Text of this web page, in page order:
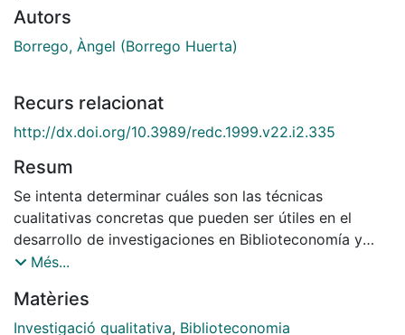
Autors
Borrego, Àngel (Borrego Huerta)
Recurs relacionat
http://dx.doi.org/10.3989/redc.1999.v22.i2.335
Resum
Se intenta determinar cuáles son las técnicas
cualitativas concretas que pueden ser útiles en el
desarrollo de investigaciones en Biblioteconomía y
Documentación, qué temas son más susceptibles de
una correlación entre la técnica empleada y el tema
tratado. Se analiza la temática y técnicas empleadas
Més...
Matèries
Investigació qualitativa, Biblioteconomia